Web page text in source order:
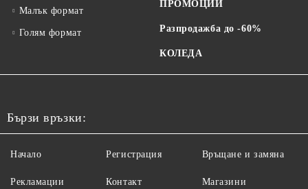
Малък формат
Голям формат
ПРОМОЦИИ
Разпродажба до -60%
КОЛЕДА
Бързи връзки:
Начало
Рекламации
Регистрация
Контакт
Връщане и замяна
Магазини